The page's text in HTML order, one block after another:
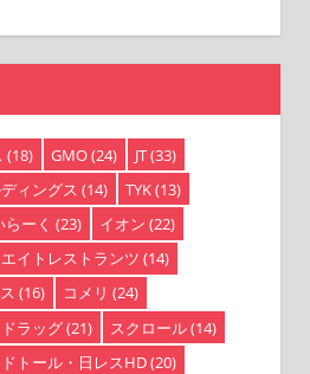
(18) GMO(24) JT(33)
ィングス (14) TYK(13)
ーく (23) イオン (22)
イトレストランツ (14)
(16) コメリ (24)
ラッグ(21) スクロール(14)
ドトール・日レスHD(20)